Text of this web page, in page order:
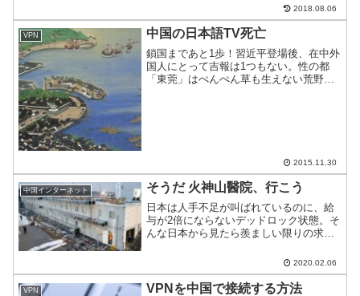
規制強化を旗振りしてきた人物だ。自ら
の規制強化で自身を救えない同氏は、い
まどのような心情であ...
2018.08.06
VPN 中国の日本語TV死亡
鎖国まであと1歩！習近平登場後、在中外
国人にとって吉報は1つもない。性の都
「東莞」はぺんぺん草も生えない荒野に
2015.11.30
中国インターネット そうだ 火神山醫院、行こう
日本は人手不足が叫ばれているのに、給
与が2倍にならないデッドロック状態。そ
んな日本から見たら羨ましい限りの求人
漢の火神山醫院で清掃スタッフを月額
35,000人民元(約55万円)で募集している
のだ。
2020.02.06
VPN VPNを中国で接続する方法